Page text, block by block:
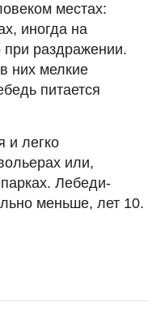
местах:
иногда на
при раздражении.
них мелкие
питается
и легко
или,
Лебеди-
меньше, лет 10.